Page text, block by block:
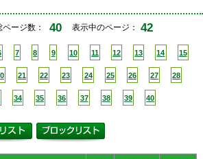
ページ数： 40 表示中のページ： 42
7 8 9 10 11 12 13 14 15
21 22 23 24 25 26 27 28
34 35 36 37 38 39 40